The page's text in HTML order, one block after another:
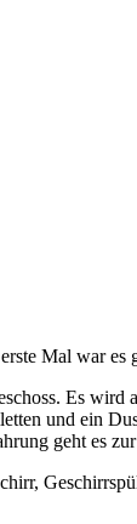
Mal war es
Es
und ein
geht es